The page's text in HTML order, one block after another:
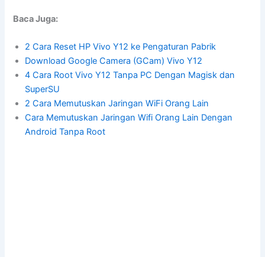
Baca Juga:
2 Cara Reset HP Vivo Y12 ke Pengaturan Pabrik
Download Google Camera (GCam) Vivo Y12
4 Cara Root Vivo Y12 Tanpa PC Dengan Magisk dan
SuperSU
2 Cara Memutuskan Jaringan WiFi Orang Lain
Cara Memutuskan Jaringan Wifi Orang Lain Dengan
Android Tanpa Root